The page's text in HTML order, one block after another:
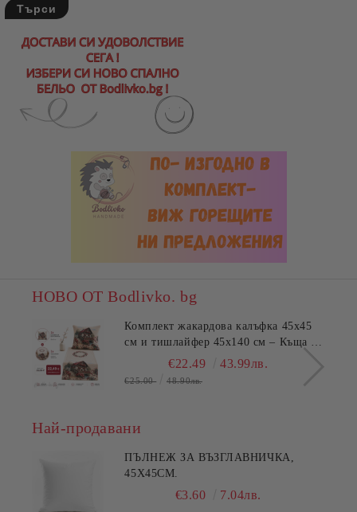
НОВО ОТ Bodlivko. bg
Комплект жакардова калъфка 45x45
см и тишлайфер 45x140 см – Къща с
€22.49 43.99лв.
€25.00 48.90лв.
Най-продавани
ПЪЛНЕЖ ЗА ВЪЗГЛАВНИЧКА,
45X45СМ.
€3.60 7.04лв.